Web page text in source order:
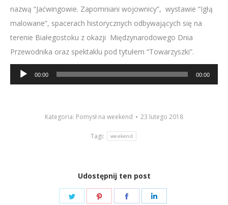
nazwą “Jaćwingowie. Zapomniani wojownicy”, wystawie “Igłą
malowane”, spacerach historycznych odbywających się na
terenie Białegostoku z okazji Międzynarodowego Dnia
Przewodnika oraz spektaklu pod tytułem “Towarzyszki”.
Odtwarzacz
plików
00:00 00:00
Kategoria: Pomysł na weekend 23 lutego 2018
Tagi: weekend
Udostępnij ten post
Share
Share
Share